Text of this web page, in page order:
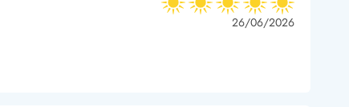
5 von 5
26/06/2026